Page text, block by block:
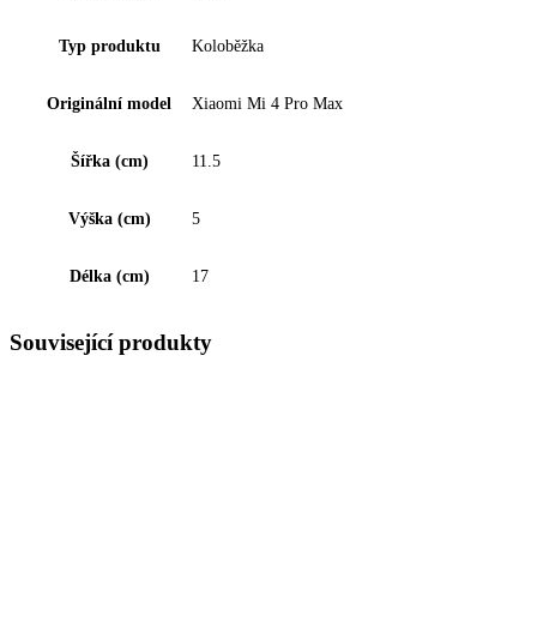
Typ produktu Koloběžka
Originální model Xiaomi Mi 4 Pro Max
Šířka (cm) 11.5
Výška (cm) 5
Délka (cm) 17
Související produkty